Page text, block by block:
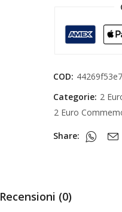
COD:
Categorie: 2
2 Euro
Share:
Recensioni (0)